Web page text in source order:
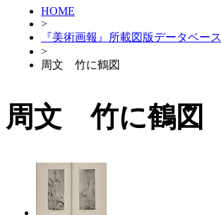
HOME
>
『美術画報』所載図版データベース
>
周文 竹に鶴図
周文 竹に鶴図